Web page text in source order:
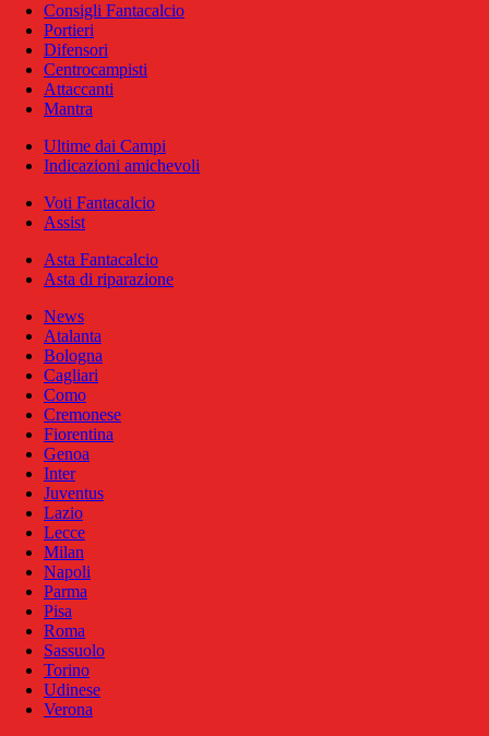
Consigli Fantacalcio
Portieri
Difensori
Centrocampisti
Attaccanti
Mantra
Ultime dai Campi
Indicazioni amichevoli
Voti Fantacalcio
Assist
Asta Fantacalcio
Asta di riparazione
News
Atalanta
Bologna
Cagliari
Como
Cremonese
Fiorentina
Genoa
Inter
Juventus
Lazio
Lecce
Milan
Napoli
Parma
Pisa
Roma
Sassuolo
Torino
Udinese
Verona